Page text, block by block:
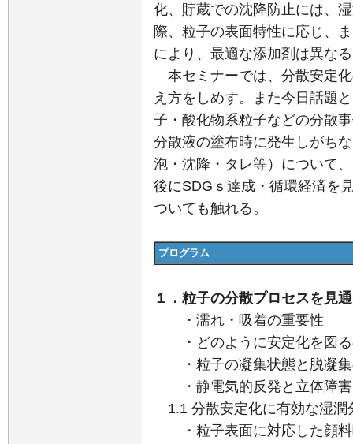
化、貯蔵での沈降防止には、
際、粒子の表面特性に応じ、
により、最適な添加剤は異な
本セミナーでは、分散安定
え方をしめす。また今日話題
子・酸化物系粒子などの分散
分散液の塗布時に発生しがち
泡・沈降・タレ等）について
後にSDGｓ達成・循環経済を
ついても触れる。
プログラム
１．粒子の分散プロセスを見
・濡れ・吸着の重要性
・どのように安定化を図る
・粒子の凝集状態と脱凝集
・静電気的反発と立体障害
1.1 分散安定化に有効な湿潤
・粒子表面に対応した顔料